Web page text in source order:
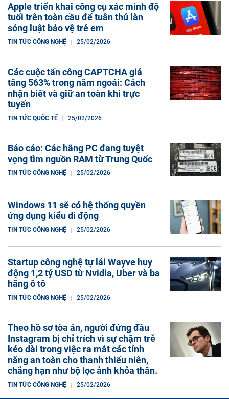
Apple triển khai công cụ xác minh độ
tuổi trên toàn cầu để tuân thủ làn
sóng luật bảo vệ trẻ em
TIN TỨC CÔNG NGHỆ 25/02/2026
Các cuộc tấn công CAPTCHA giả
tăng 563% trong năm ngoái: Cách
nhận biết và giữ an toàn khi trực
tuyến
TIN TỨC QUỐC TẾ 25/02/2026
Báo cáo: Các hãng PC đang tuyệt
vọng tìm nguồn RAM từ Trung Quốc
TIN TỨC CÔNG NGHỆ 25/02/2026
Windows 11 sẽ có hệ thống quyền
ứng dụng kiểu di động
TIN TỨC CÔNG NGHỆ 25/02/2026
Startup công nghệ tự lái Wayve huy
động 1,2 tỷ USD từ Nvidia, Uber và ba
hãng ô tô
TIN TỨC CÔNG NGHỆ 25/02/2026
Theo hồ sơ tòa án, người đứng đầu
Instagram bị chỉ trích vì sự chậm trễ
kéo dài trong việc ra mắt các tính
năng an toàn cho thanh thiếu niên,
chẳng hạn như bộ lọc ảnh khỏa thân.
TIN TỨC CÔNG NGHỆ 25/02/2026